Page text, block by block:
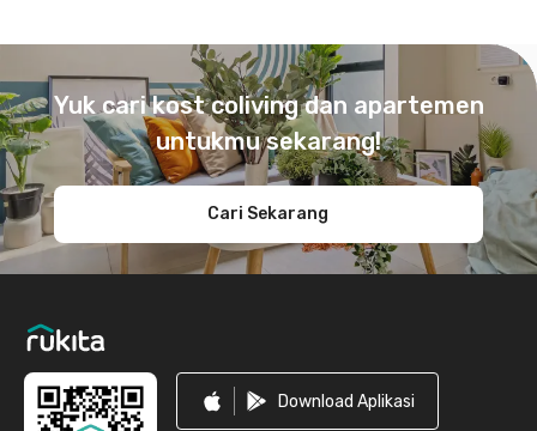
Yuk cari kost coliving dan apartemen
untukmu sekarang!
Cari Sekarang
Download Aplikasi